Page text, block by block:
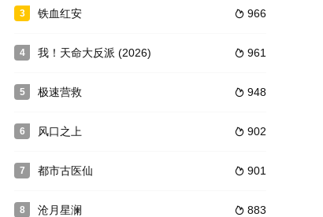
，当
”及前海军陆战队员现市公安刑警郑前
不到的魂灵，以此为契机帮助身份为警察的江一鸣（王羽铮饰）侦
80后霸总VS一个浑身是戏的00后鬼马女孩。差异巨大的二人，却因
3  966
铁血红安
4  961
我！天命大反派 (2026)
5  948
极速营救
6  902
风口之上
7  901
都市古医仙
8  883
沧月星澜